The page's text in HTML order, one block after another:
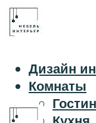
Дизайн
Комнаты